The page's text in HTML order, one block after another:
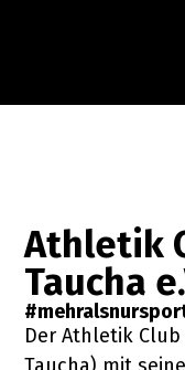
a
Athletik
Taucha
Der Athletik Club